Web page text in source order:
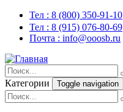
Тел : 8 (800) 350-91-10
Тел : 8 (915) 076-80-69
Почта : info@ooosb.ru
Категории Toggle navigation